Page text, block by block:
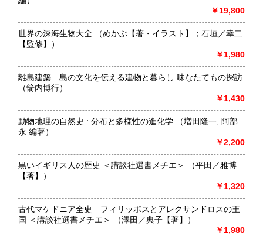
東京都,神奈川県,埼玉県,千葉県の一都三県を中心に日本全
買取専用フリーダイヤル ０１２０－４８９－５４４ 買取
は 予約・古書士！まで
お気軽にご相談ください。
古物営業法の規定に基づく表示
株式会社 愛書館
東京都公安委員会許可
沿線名：都営新宿線 都営三田線 東京メトロ半蔵門線
最寄駅：神保町駅
営業時間：10:00～18:30
書籍の買取について
古書店での修行経験があり、買取経験豊富な4代目店主がお伺
￥19,800
世界の深海生物大全 （めかぶ【著・イラスト】；石垣／幸二
【監修】）
￥1,980
離島建築 島の文化を伝える建物と暮らし 味なたてもの探訪
（箭内博行）
￥1,430
動物地理の自然史 : 分布と多様性の進化学 （増田隆一, 阿部
永 編著）
￥2,200
黒いイギリス人の歴史 ＜講談社選書メチエ＞ （平田／雅博
【著】）
￥1,320
古代マケドニア全史 フィリッポスとアレクサンドロスの王
国 ＜講談社選書メチエ＞ （澤田／典子【著】）
￥1,980